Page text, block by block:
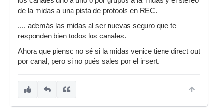
de la midas a una pista de protools en REC.
.... además las midas al ser nuevas seguro que te
responden bien todos los canales.
Ahora que pienso no sé si la midas venice tiene direct out
por canal, pero si no pués sales por el insert.